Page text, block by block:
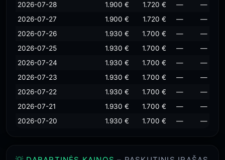
2026-07-28
1.900 € 1.720 € —
—
2026-07-27
1.900 € 1.720 € —
—
2026-07-26
1.930 € 1.700 € —
—
2026-07-25
1.930 € 1.700 € —
—
2026-07-24
1.930 € 1.700 € —
—
2026-07-23
1.930 € 1.700 € —
—
2026-07-22
1.930 € 1.700 € —
—
2026-07-21
1.930 € 1.700 € —
—
2026-07-20
1.930 € 1.700 € — —